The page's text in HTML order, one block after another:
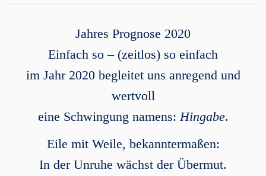
Jahres Prognose 2020
Einfach so – (zeitlos) so einfach
im Jahr 2020 begleitet uns anregend und
wertvoll
eine Schwingung namens:Hingabe.
Eile mit Weile, bekanntermaßen:
In der Unruhe wächst der Übermut.